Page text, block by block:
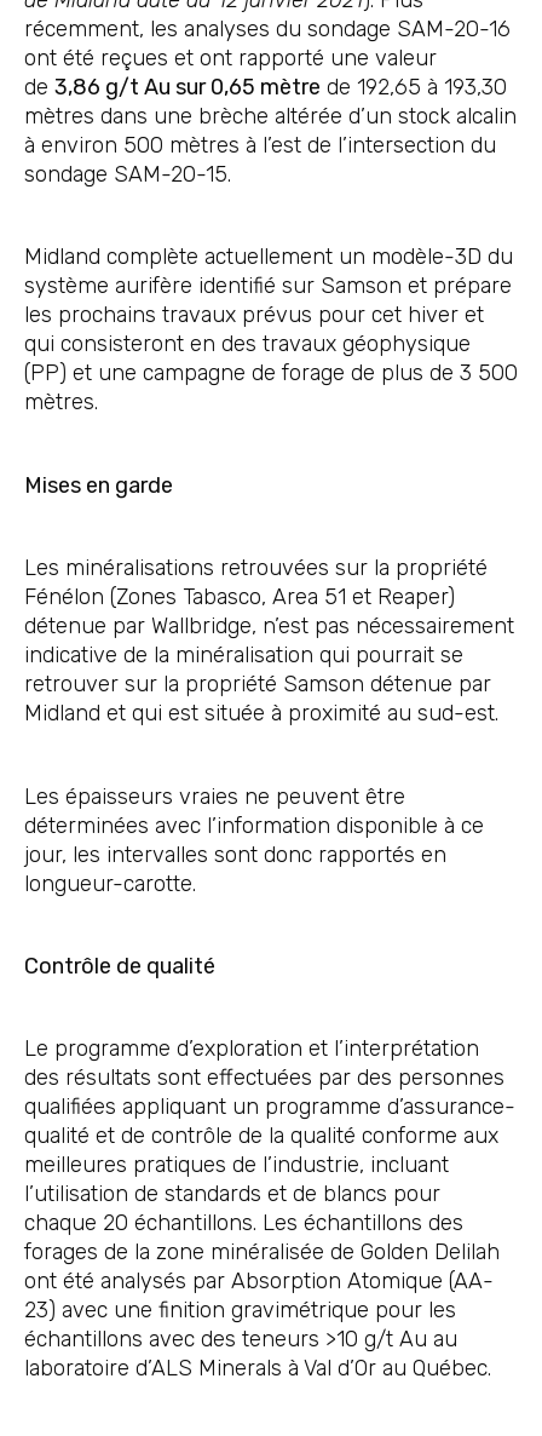
récemment, les analyses du sondage SAM-20-16
ont été reçues et ont rapporté une valeur
de 3,86 g/t Au sur 0,65 mètre de 192,65 à 193,30
mètres dans une brèche altérée d’un stock alcalin
à environ 500 mètres à l’est de l’intersection du
sondage SAM-20-15.
Midland complète actuellement un modèle-3D du
système aurifère identifié sur Samson et prépare
les prochains travaux prévus pour cet hiver et
qui consisteront en des travaux géophysique
(PP) et une campagne de forage de plus de 3 500
mètres.
Mises en garde
Les minéralisations retrouvées sur la propriété
Fénélon (Zones Tabasco, Area 51 et Reaper)
détenue par Wallbridge, n’est pas nécessairement
indicative de la minéralisation qui pourrait se
retrouver sur la propriété Samson détenue par
Midland et qui est située à proximité au sud-est.
Les épaisseurs vraies ne peuvent être
déterminées avec l’information disponible à ce
jour, les intervalles sont donc rapportés en
longueur-carotte.
Contrôle de qualité
Le programme d’exploration et l’interprétation
des résultats sont effectuées par des personnes
qualifiées appliquant un programme d’assurance-
qualité et de contrôle de la qualité conforme aux
meilleures pratiques de l’industrie, incluant
l’utilisation de standards et de blancs pour
chaque 20 échantillons. Les échantillons des
forages de la zone minéralisée de Golden Delilah
ont été analysés par Absorption Atomique (AA-
23) avec une finition gravimétrique pour les
échantillons avec des teneurs >10 g/t Au au
laboratoire d’ALS Minerals à Val d’Or au Québec.